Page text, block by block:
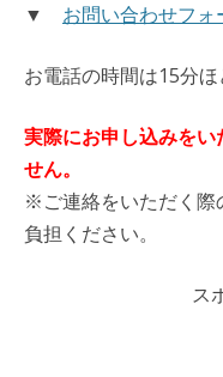
▼ お問い合わせフォ
お電話の時間は15分ほ
実際にお申し込みを
せん。
※ご連絡をいただく際
負担ください。
ス